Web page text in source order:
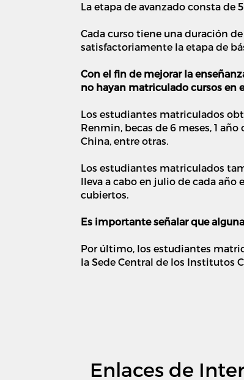
La etapa de avanzado consta de
Cada curso tiene una duración
satisfactoriamente la etapa de
Con el fin de mejorar la
no hayan matriculado cursos en
Los estudiantes matriculados
Renmin, becas de 6 meses, 1
China, entre otras.
Los estudiantes matriculados
lleva a cabo en julio de cada año
cubiertos.
Es importante señalar que
Por último, los estudiantes
la Sede Central de los Institutos
Enlaces de